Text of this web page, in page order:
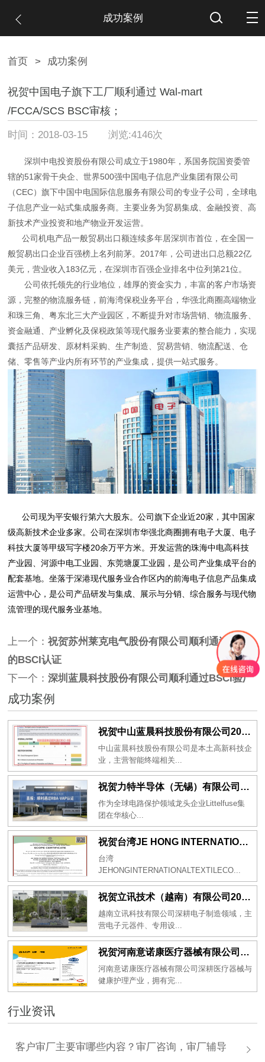
成功案例
首页 > 成功案例
祝贺中国电子旗下工厂顺利通过 Wal-mart
/FCCA/SCS BSC审核；
时间：2018-03-15 浏览:4146次
深圳中电投资股份有限公司成立于1980年，系国务院国资委管
辖的51家骨干央企、世界500强中国电子信息产业集团有限公司
（CEC）旗下中国中电国际信息服务有限公司的专业子公司，全球电
子信息产业一站式集成服务商。主要业务为贸易集成、金融投资、高
新技术产业投资和地产物业开发运营。
公司机电产品一般贸易出口额连续多年居深圳市首位，在全国一
般贸易出口企业百强榜上名列前茅。2017年，公司进出口总额22亿
美元，营业收入183亿元，在深圳市百强企业排名中位列第21位。
公司依托领先的行业地位，雄厚的资金实力，丰富的客户市场资
源，完整的物流服务链，前海湾保税业务平台，华强北商圈高端物业
和珠三角、粤东北三大产业园区，不断提升对市场营销、物流服务、
资金融通、产业孵化及保税政策等现代服务业要素的整合能力，实现
囊括产品研发、原材料采购、生产制造、贸易营销、物流配送、仓
储、零售等产业内所有环节的产业集成，提供一站式服务。
公司现为平安银行第六大股东。公司旗下企业近20家，其中国家
级高新技术企业多家。公司在深圳市华强北商圈拥有电子大厦、电子
科技大厦等甲级写字楼20余万平方米。开发运营的珠海中电高科技
产业园、河源中电工业园、东莞塘厦工业园，是公司产业集成平台的
配套基地。坐落于深港现代服务业合作区内的前海电子信息产品集成
运营中心，是公司产品研发与集成、展示与分销、综合服务与现代物
流管理的现代服务业基地。
上一个：祝贺苏州莱克电气股份有限公司顺利通过SGS
的BSCI认证
下一个：深圳蓝晨科技股份有限公司顺利通过BSCI验厂
成功案例
祝贺中山蓝晨科技股份有限公司2026年一次性成功通过BSCI验厂-B级
中山蓝晨科技股份有限公司是本土高新科技企
业，主营智能终端相关...
祝贺力特半导体（无锡）有限公司2026年一次性成功通过RBA-VAP认证审核并取得170.2分
作为全球电路保护领域龙头企业Littelfuse集
团在华核心...
祝贺台湾JE HONG INTERNATIONAL TEXTILE CO., LTD 2026年一次性成功通过GRS认证
台湾
JEHONGINTERNATIONALTEXTILECO...
祝贺立讯技术（越南）有限公司2026年一次性成功通过RBA-VAP审核获得金牌评级！
越南立讯科技有限公司深耕电子制造领域，主
营电子元器件、专用设...
祝贺河南意诺康医疗器械有限公司2026年一次性成功通过GMP认证
河南意诺康医疗器械有限公司深耕医疗器械与
健康护理产业，拥有完...
行业资讯
客户审厂主要审哪些内容？审厂咨询，审厂辅导